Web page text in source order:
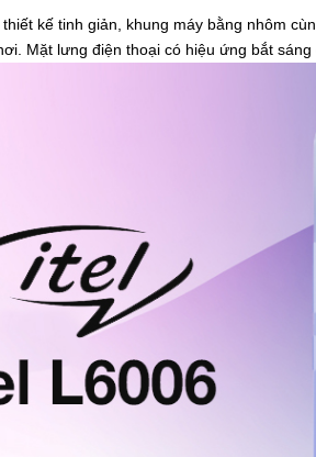
kế tinh giản, khung máy bằng nhôm
Mặt lưng điện thoại có hiệu ứng bắt